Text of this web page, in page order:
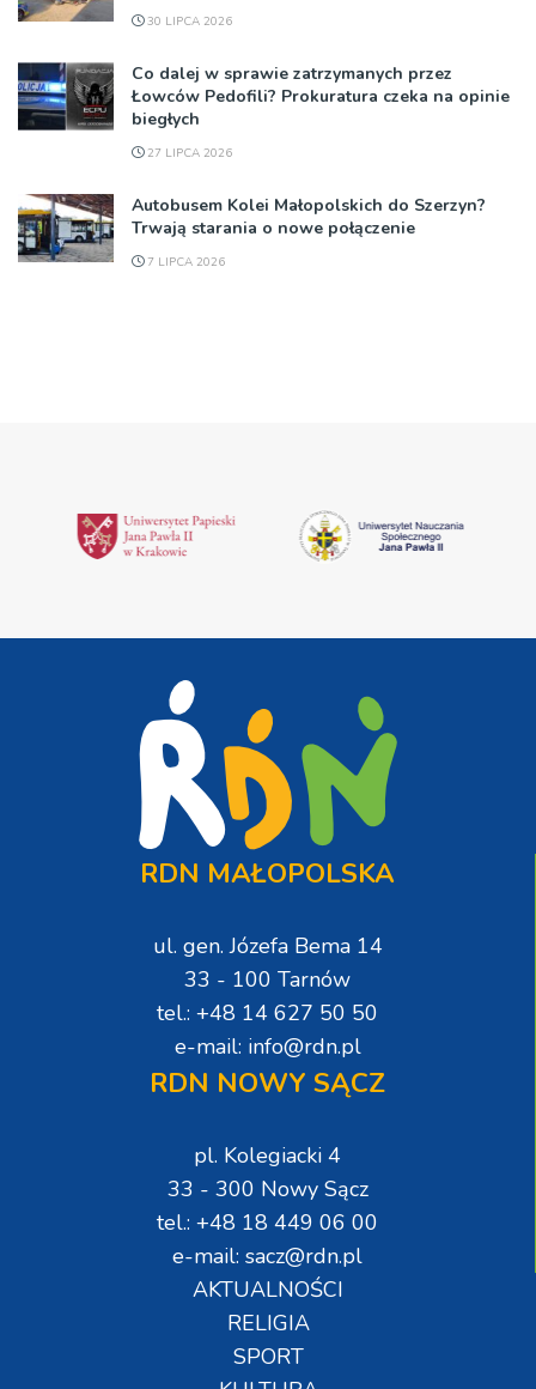
30 LIPCA 2026
Co dalej w sprawie zatrzymanych przez
Łowców Pedofili? Prokuratura czeka na opinie
biegłych
27 LIPCA 2026
Autobusem Kolei Małopolskich do Szerzyn?
Trwają starania o nowe połączenie
7 LIPCA 2026
RDN MAŁOPOLSKA
ul. gen. Józefa Bema 14
33 - 100 Tarnów
tel.: +48 14 627 50 50
e-mail: info@rdn.pl
RDN NOWY SĄCZ
pl. Kolegiacki 4
33 - 300 Nowy Sącz
tel.: +48 18 449 06 00
e-mail: sacz@rdn.pl
AKTUALNOŚCI
RELIGIA
SPORT